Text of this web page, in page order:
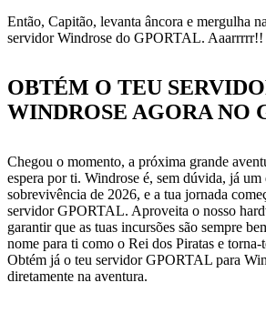
Então, Capitão, levanta âncora e mergulha
servidor Windrose do GPORTAL. Aaarrrrr!!
OBTÉM O TEU
WINDROSE AGORA NO
Chegou o momento, a próxima grande
espera por ti. Windrose é, sem dúvida, já
sobrevivência de 2026, e a tua jornada
servidor GPORTAL. Aproveita o nosso
garantir que as tuas incursões são sempre
nome para ti como o Rei dos Piratas e torna-
Obtém já o teu servidor GPORTAL para
diretamente na aventura.